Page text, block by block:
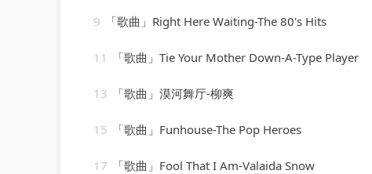
9 「歌曲」Right Here Waiting-The 80's Hits
11 「歌曲」Tie Your Mother Down-A-Type Player
13 「歌曲」漠河舞厅-柳爽
15 「歌曲」Funhouse-The Pop Heroes
17 「歌曲」Fool That I Am-Valaida Snow